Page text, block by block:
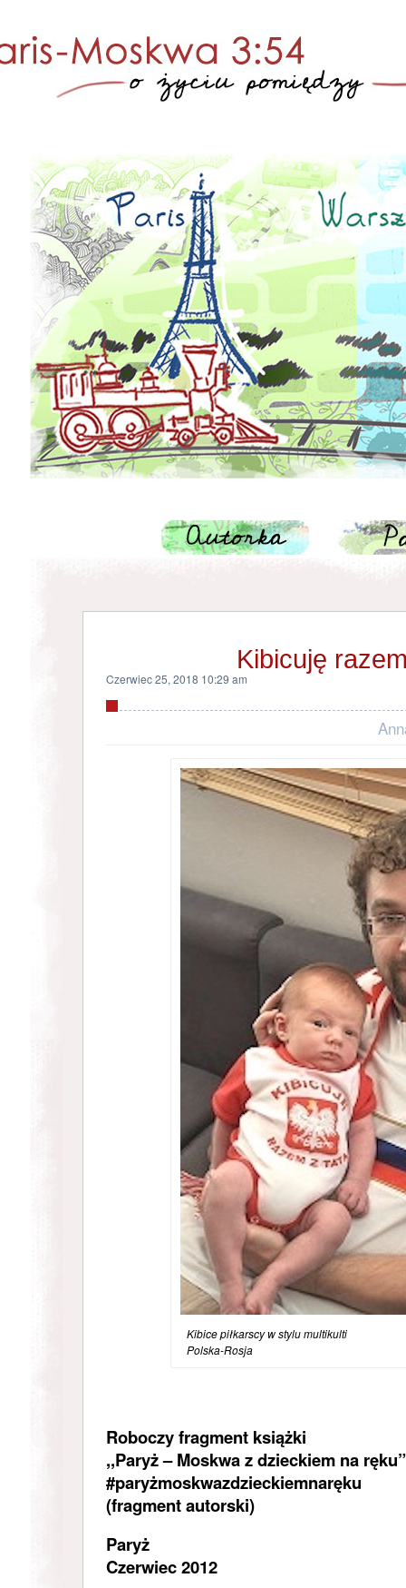
Kibicuję
Czerwiec 25, 2018 10:29 am
Kibice piłkarscy w stylu
Polska-Rosja
Roboczy fragment książki
,,Paryż – Moskwa z dzieckiem na ręku”
#paryżmoskwazdzieckiemnaręku
(fragment autorski)
Paryż
Czerwiec 2012